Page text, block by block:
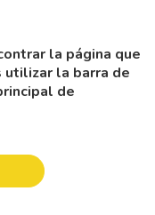
la página que
utilizar la barra de
de